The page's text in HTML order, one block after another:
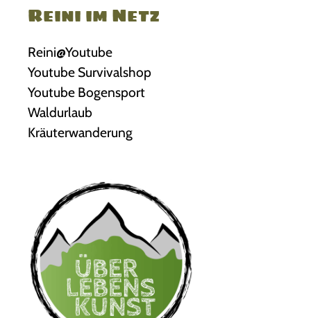
Reini im Netz
Reini@Youtube
Youtube Survivalshop
Youtube Bogensport
Waldurlaub
Kräuterwanderung